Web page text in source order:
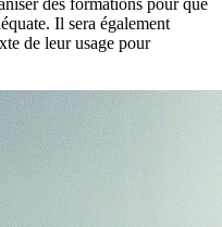
Il sera également
de leur usage pour